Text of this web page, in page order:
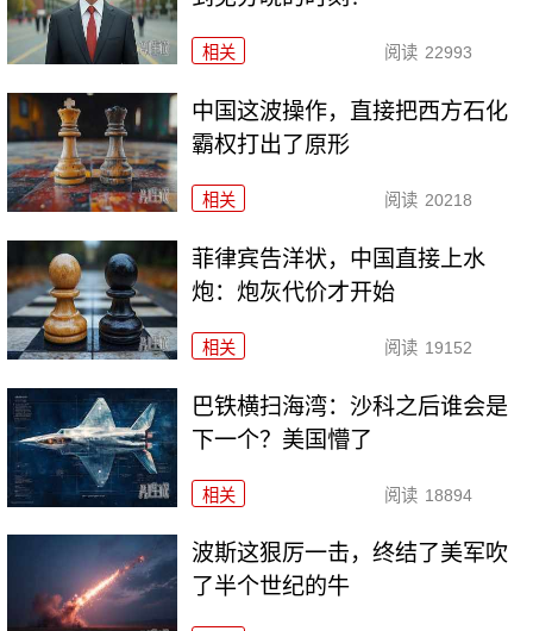
相关 阅读 22993
中国这波操作，直接把西方石化
霸权打出了原形
相关 阅读 20218
菲律宾告洋状，中国直接上水
炮：炮灰代价才开始
相关 阅读 19152
巴铁横扫海湾：沙科之后谁会是
下一个？美国懵了
相关 阅读 18894
波斯这狠厉一击，终结了美军吹
了半个世纪的牛